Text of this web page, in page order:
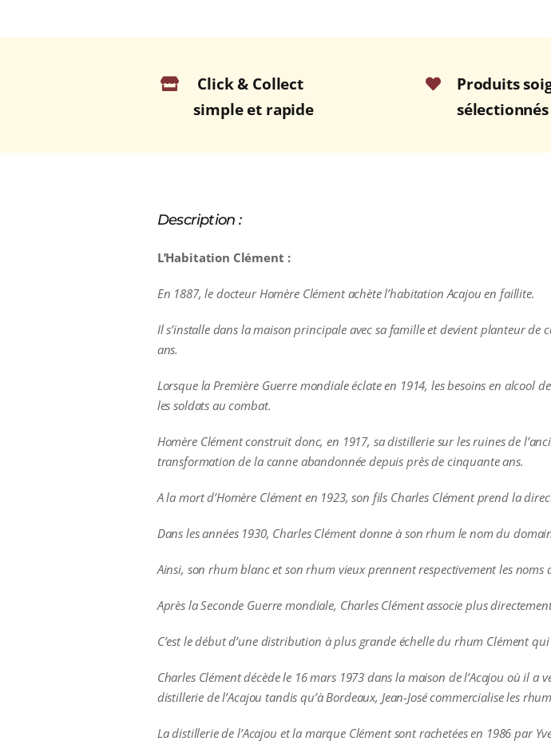
Click & Collect
simple et rapide
Produits
sélectionnés
Description :
L’Habitation Clément :
En 1887, le docteur Homère Clément achète l’habitation Acajou en faillite.
Il s’installe dans la maison principale avec sa famille et devient planteur de
ans.
Lorsque la Première Guerre mondiale éclate en 1914, les besoins en
les soldats au combat.
Homère Clément construit donc, en 1917, sa distillerie sur les ruines de
transformation de la canne abandonnée depuis près de cinquante ans.
A la mort d’Homère Clément en 1923, son fils Charles Clément prend la
Dans les années 1930, Charles Clément donne à son rhum le nom du
Ainsi, son rhum blanc et son rhum vieux prennent respectivement les noms
Après la Seconde Guerre mondiale, Charles Clément associe plus
C’est le début d’une distribution à plus grande échelle du rhum Clément
Charles Clément décède le 16 mars 1973 dans la maison de l’Acajou où il
distillerie de l’Acajou tandis qu’à Bordeaux, Jean-José commercialise les
La distillerie de l’Acajou et la marque Clément sont rachetées en 1986 par